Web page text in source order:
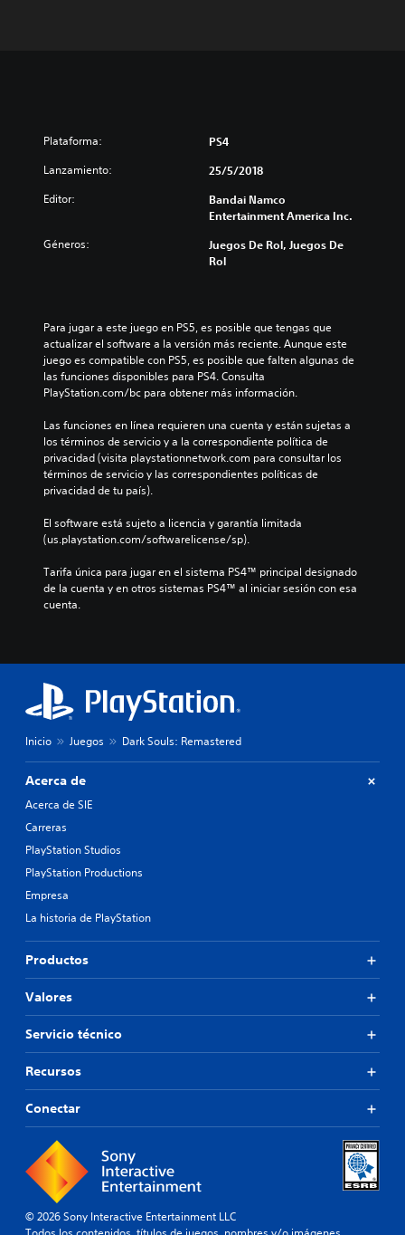
Plataforma: PS4
Lanzamiento: 25/5/2018
Editor:
Bandai Namco
Entertainment America Inc.
Géneros:
Juegos De Rol, Juegos De
Rol
Para jugar a este juego en PS5, es posible que tengas que
actualizar el software a la versión más reciente. Aunque este
juego es compatible con PS5, es posible que falten algunas de
las funciones disponibles para PS4. Consulta
PlayStation.com/bc para obtener más información.
Las funciones en línea requieren una cuenta y están sujetas a
los términos de servicio y a la correspondiente política de
privacidad (visita playstationnetwork.com para consultar los
términos de servicio y las correspondientes políticas de
privacidad de tu país).
El software está sujeto a licencia y garantía limitada
(us.playstation.com/softwarelicense/sp).
Tarifa única para jugar en el sistema PS4™ principal designado
de la cuenta y en otros sistemas PS4™ al iniciar sesión con esa
cuenta.
Inicio Juegos Dark Souls: Remastered
Acerca de
Acerca de SIE
Carreras
PlayStation Studios
PlayStation Productions
Empresa
La historia de PlayStation
Productos
Valores
Servicio técnico
Recursos
Conectar
© 2026 Sony Interactive Entertainment LLC